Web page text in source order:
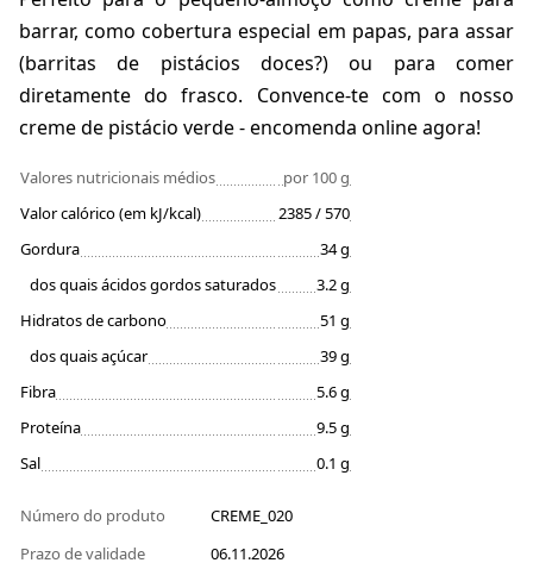
barrar, como cobertura especial em papas, para assar
(barritas de pistácios doces?) ou para comer
diretamente do frasco. Convence-te com o nosso
creme de pistácio verde - encomenda online agora!
Valores nutricionais médios
por 100 g
Valor calórico (em kJ/kcal)
2385 / 570
Gordura
34 g
dos quais ácidos gordos saturados
3.2 g
Hidratos de carbono
51 g
dos quais açúcar
39 g
Fibra
5.6 g
Proteína
9.5 g
Sal
0.1 g
Número do produto
CREME_020
Prazo de validade
06.11.2026